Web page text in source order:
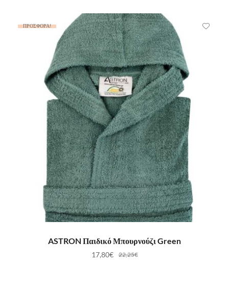
ΠΡΟΣΦΟΡΆ!
ΕΠΙΛΟΓΉ
ASTRON Παιδικό Μπουρνούζι Green
22,25€
17,80€